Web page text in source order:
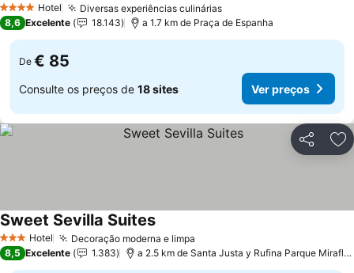
4 EstrelasHotel Diversas experiências culinárias
8,6 Excelente 18.143 a 1.7 km de Praça de Espanha
De € 85
Consulte os preços de 18 sites Ver preços
Partilhar
3 EstrelasHotel Decoração moderna e limpa
Sweet Sevilla Suites
8,5 Excelente 1.383 a 2.5 km de Santa Justa y Rufina Parque Miraflores